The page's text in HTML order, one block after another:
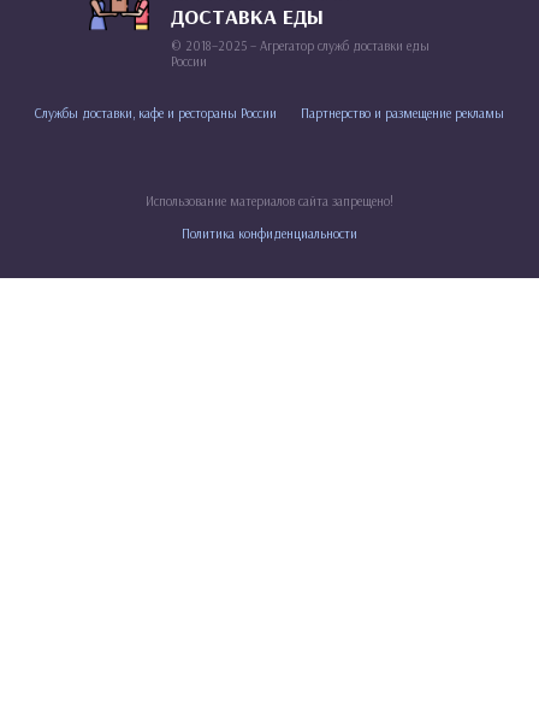
ДОСТАВКА ЕДЫ
© 2018–2025 – Агрегатор служб доставки еды
России
Службы доставки, кафе и рестораны России Партнерство и размещение рекламы
Использование материалов сайта запрещено!
Политика конфиденциальности